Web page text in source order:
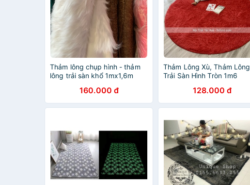
Thảm lông chụp hình - thảm
lông trải sàn khổ 1mx1,6m
160.000 đ
Thảm Lông Xù, Thảm Lông
Trải Sàn Hình Tròn 1m6
128.000 đ